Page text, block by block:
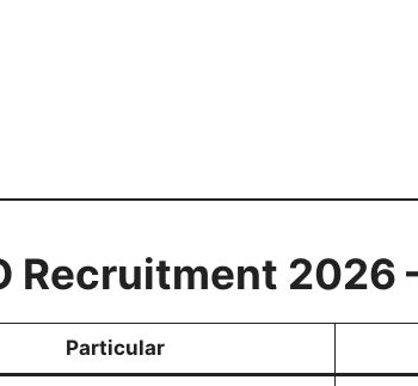
Recruitment 2026
Particular